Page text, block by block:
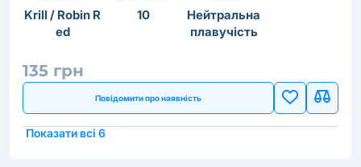
Krill / Robin R
ed
10
Нейтральна
плавучість
135 грн
Повідомити про наявність
Показати всі 6